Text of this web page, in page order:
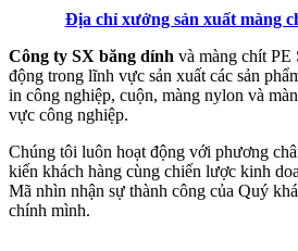
Địa chỉ xưởng sản xuất màng
Công ty SX băng dính và màng chít PE
động trong lĩnh vực sản xuất các sản
in công nghiệp, cuộn, màng nylon và
vực công nghiệp.
Chúng tôi luôn hoạt động với phương
kiến khách hàng cùng chiến lược kinh
Mã nhìn nhận sự thành công của Quý
chính mình.